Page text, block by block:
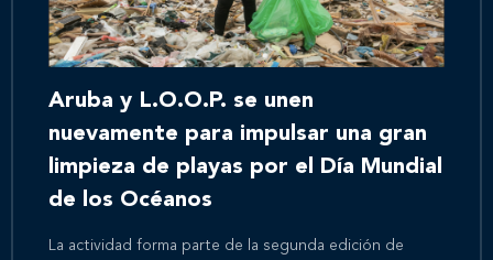
Aruba y L.O.O.P. se unen
nuevamente para impulsar una gran
limpieza de playas por el Día Mundial
de los Océanos
La actividad forma parte de la segunda edición de